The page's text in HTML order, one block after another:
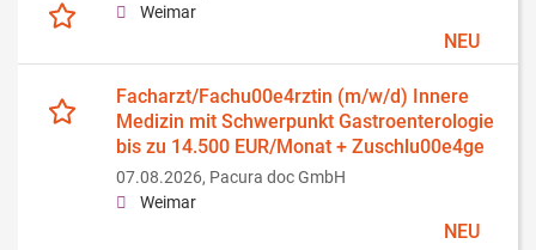
Weimar
NEU
Facharzt/Fachu00e4rztin (m/w/d) Innere
Medizin mit Schwerpunkt Gastroenterologie
bis zu 14.500 EUR/Monat + Zuschlu00e4ge
07.08.2026, Pacura doc GmbH
Weimar
NEU